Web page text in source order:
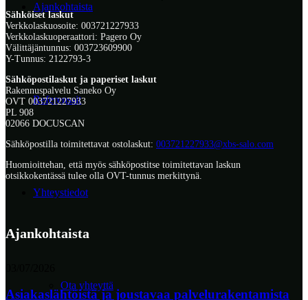
Ajankohtaista
Referenssit
Yhteystiedot
Ota yhteyttä
Sähköiset laskut
Verkkolaskuosoite: 003721227933
Verkkolaskuoperaattori: Pagero Oy
Välittäjäntunnus: 003723609900
Y-Tunnus: 2122793-3
Sähköpostilaskut ja paperiset laskut
Rakennuspalvelu Saneko Oy
OVT 003721227933
PL 908
02066 DOCUSCAN
Sähköpostilla toimitettavat ostolaskut: 003721227933@xbs-salo.com
Huomioittehan, että myös sähköpostitse toimitettavan laskun
otsikkokentässä tulee olla OVT-tunnus merkittynä.
Ajankohtaista
Asiakaslähtöistä ja joustavaa palvelurakentamista